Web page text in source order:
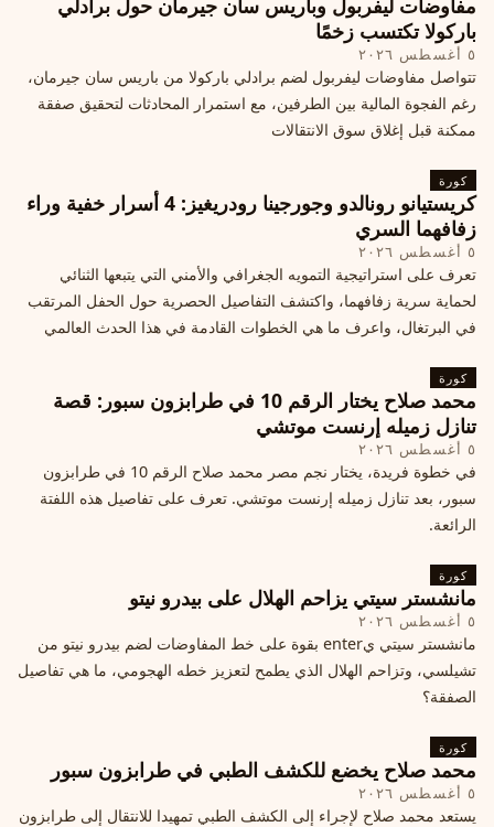
مفاوضات ليفربول وباريس سان جيرمان حول برادلي
باركولا تكتسب زخمًا
٥ أغسطس ٢٠٢٦
تتواصل مفاوضات ليفربول لضم برادلي باركولا من باريس سان جيرمان،
رغم الفجوة المالية بين الطرفين، مع استمرار المحادثات لتحقيق صفقة
ممكنة قبل إغلاق سوق الانتقالات
كورة
كريستيانو رونالدو وجورجينا رودريغيز: 4 أسرار خفية وراء
زفافهما السري
٥ أغسطس ٢٠٢٦
تعرف على استراتيجية التمويه الجغرافي والأمني التي يتبعها الثنائي
لحماية سرية زفافهما، واكتشف التفاصيل الحصرية حول الحفل المرتقب
في البرتغال، واعرف ما هي الخطوات القادمة في هذا الحدث العالمي
كورة
محمد صلاح يختار الرقم 10 في طرابزون سبور: قصة
تنازل زميله إرنست موتشي
٥ أغسطس ٢٠٢٦
في خطوة فريدة، يختار نجم مصر محمد صلاح الرقم 10 في طرابزون
سبور، بعد تنازل زميله إرنست موتشي. تعرف على تفاصيل هذه اللفتة
الرائعة.
كورة
مانشستر سيتي يزاحم الهلال على بيدرو نيتو
٥ أغسطس ٢٠٢٦
مانشستر سيتي يenter بقوة على خط المفاوضات لضم بيدرو نيتو من
تشيلسي، وتزاحم الهلال الذي يطمح لتعزيز خطه الهجومي، ما هي تفاصيل
الصفقة؟
كورة
محمد صلاح يخضع للكشف الطبي في طرابزون سبور
٥ أغسطس ٢٠٢٦
يستعد محمد صلاح لإجراء إلى الكشف الطبي تمهيدا للانتقال إلى طرابزون